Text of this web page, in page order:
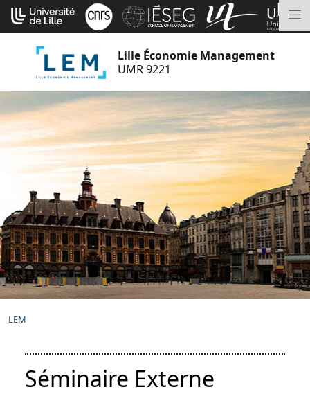
Aller
au
contenu
Lille Économie Management
UMR 9221
LEM
Séminaire Externe
Cookies management panel